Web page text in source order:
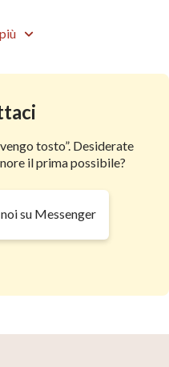
tosto”. Desiderate
il prima possibile?
su Messenger